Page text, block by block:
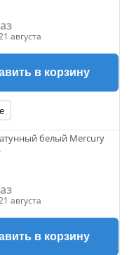
августа
в корзину
белый Mercury
августа
в корзину